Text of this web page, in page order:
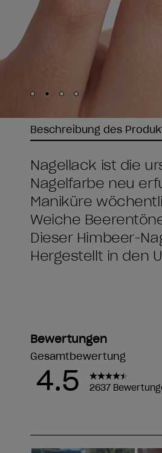
Skip to slide
Skip to slide
Skip to slide
Skip to slide
Beschreibung des
Nagellack ist die
Nagelfarbe neu
Maniküre
Weiche
Dieser Himbeer-
Hergestellt in den